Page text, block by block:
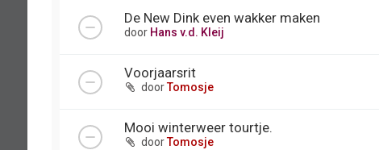
De New Dink even wakker maken
door Hans v.d. Kleij
Voorjaarsrit
doorTomosje
Mooi winterweer tourtje.
doorTomosje